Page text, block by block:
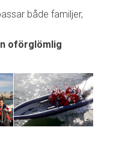
både familjer,
oförglömlig